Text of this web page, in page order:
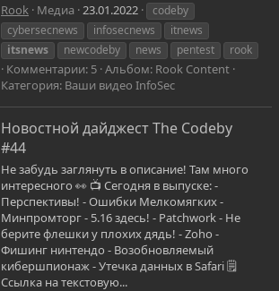
Rook Медиа 23.01.2022
codeby
cybersecnews
infosecnews
itnews
itsnews
newcodeby news pentest rook
Комментарии: 5 Альбом: Rook Content
Категория: Ваши видео InfoSec
Новостной дайджест The Codeby
#44
Не забудь заглянуть в описание! Там много
интересного 👀 📺 Сегодня в выпуске: -
Перспективы! - Ошибки Мелкомягких -
Минпромторг - 5.16 здесь! - Patchwork - Не
берите флешки у плохих дядь! - Zoho -
Фишинг нинтендо - Возобновляемый
кибершпионаж - Утечка данных в Safari 🗒
Ссылка на текстовую...